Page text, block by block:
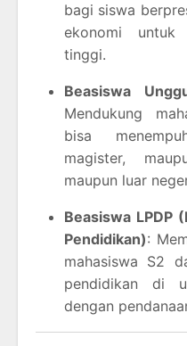
bagi siswa
ekonomi untuk
tinggi.
Beasiswa
Mendukung
bisa
magister,
maupun luar
Beasiswa LPDP
Pendidikan):
mahasiswa S2
pendidikan di
dengan